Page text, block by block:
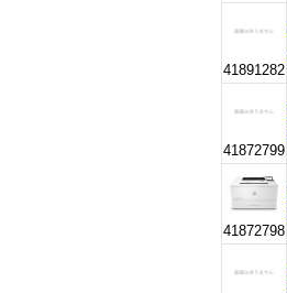
41891282
41872799
41872798